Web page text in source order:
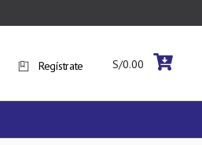
Regístrate S/0.00